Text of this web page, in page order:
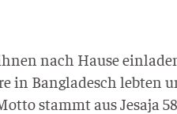
nach Hau­se
in Ban­gla­desch leb­ten
stammt aus Jesa­ja